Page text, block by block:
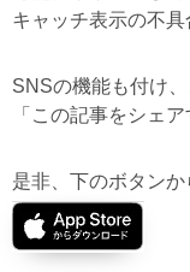
キャッチ表示の不具
SNSの機能も付け
「この記事をシェ
是非、下のボタンか